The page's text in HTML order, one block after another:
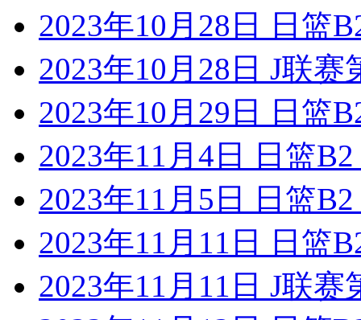
2023年10月28日 日篮
2023年10月28日 J联
2023年10月29日 日篮
2023年11月4日 日篮
2023年11月5日 日篮
2023年11月11日 日篮
2023年11月11日 J联